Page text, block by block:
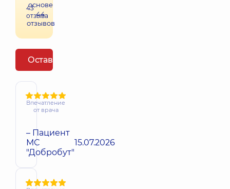
43
отзыва
основе
44
отзывов
Оставить отзыв
Впечатление
от врача
– Пациент
МС
"Добробут"
15.07.2026